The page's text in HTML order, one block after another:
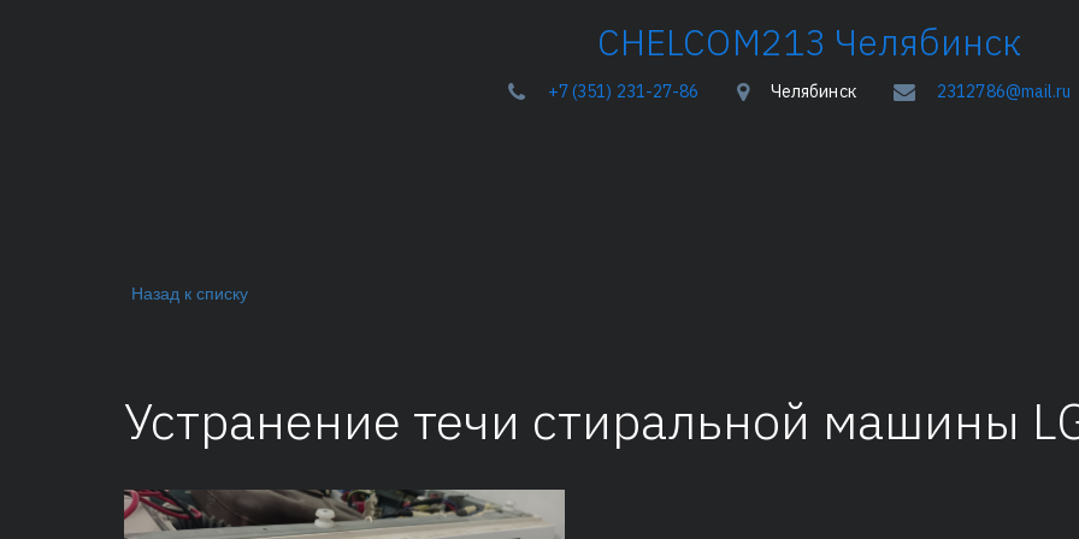
­­­CHELCOM213 Челябинск
+7 (351) 231-27-86 Челябинск 2312786@mail.ru
Назад к списку
Устранение течи стиральной машины